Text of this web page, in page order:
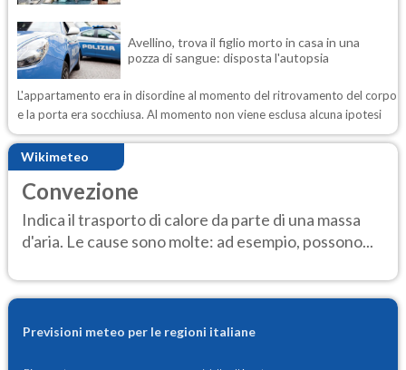
Avellino, trova il figlio morto in casa in una
pozza di sangue: disposta l'autopsia
L'appartamento era in disordine al momento del ritrovamento del corpo
e la porta era socchiusa. Al momento non viene esclusa alcuna ipotesi
Wikimeteo
Convezione
Indica il trasporto di calore da parte di una massa
d'aria. Le cause sono molte: ad esempio, possono...
Previsioni meteo per le regioni italiane